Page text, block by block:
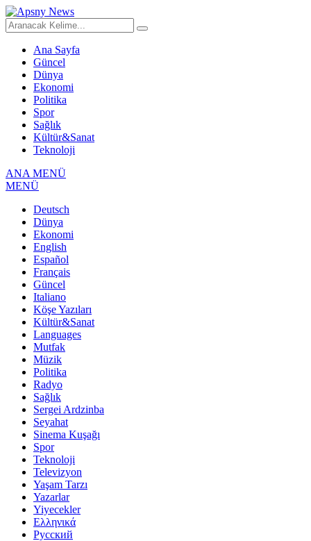
Ana Sayfa
Güncel
Dünya
Ekonomi
Politika
Spor
Sağlık
Kültür&Sanat
Teknoloji
ANA MENÜ
MENÜ
Deutsch
Dünya
Ekonomi
English
Español
Français
Güncel
Italiano
Köşe Yazıları
Kültür&Sanat
Languages
Mutfak
Müzik
Politika
Radyo
Sağlık
Sergei Ardzinba
Seyahat
Sinema Kuşağı
Spor
Teknoloji
Televizyon
Yaşam Tarzı
Yazarlar
Yiyecekler
Ελληνικά
Русский